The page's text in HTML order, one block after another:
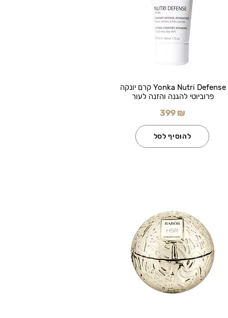
Yonka Nutri Defense קרם יונקה
פרוביוטי להגנה והזנה לעור
399 ₪
להוסיף לסל